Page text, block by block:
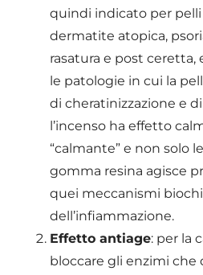
quindi indicato per pelli
dermatite atopica,
rasatura e post
le patologie in cui la
di cheratinizzazione e
l’incenso ha effetto
“calmante” e non solo
gomma resina agisce
quei meccanismi
dell’infiammazione.
Effetto antiage: per la
bloccare gli enzimi che